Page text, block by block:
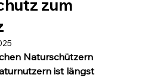
zum
Naturschützern
ist längst